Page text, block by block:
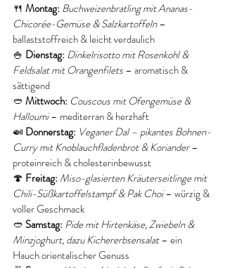
🍴 Montag:Buchweizenbratling mit Ananas-
Chicorée-Gemüse & Salzkartoffeln –
ballaststoffreich & leicht verdaulich
🍚 Dienstag:Dinkelrisotto mit Rosenkohl &
Feldsalat mit Orangenfilets – aromatisch &
sättigend
🥙 Mittwoch: Couscous mit Ofengemüse &
Halloumi – mediterran & herzhaft
🍛 Donnerstag: Veganer Dal – pikantes Bohnen-
Curry mit Knoblauchfladenbrot & Koriander –
proteinreich & cholesterinbewusst
🍄 Freitag:Miso-glasierten Kräuterseitlinge mit
Chili-Süßkartoffelstampf & Pak Choi – würzig &
voller Geschmack
🥙 Samstag:Pide mit Hirtenkäse, Zwiebeln &
Minzjoghurt, dazu Kichererbsensalat – ein
Hauch orientalischer Genuss